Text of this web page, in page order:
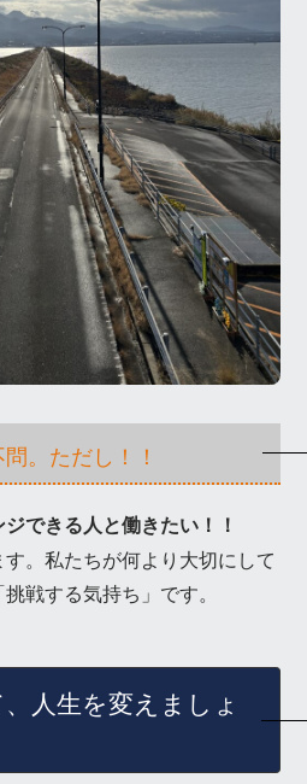
。ただし！！
できる人と働きたい！！
。私たちが何より大切にして
戦する気持ち」です。
人生を変えましょ